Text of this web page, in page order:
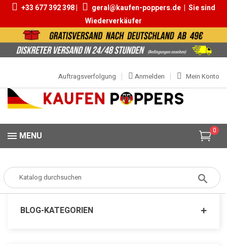
+33 677 392 398 | geral@kaufen-poppers.de | Sie sind
Wiederverkäufer
Mein Konto
Anmelden
Auftragsverfolgung
0
MENU
Home Blog Blog tag: 25ml
BLOG-KATEGORIEN